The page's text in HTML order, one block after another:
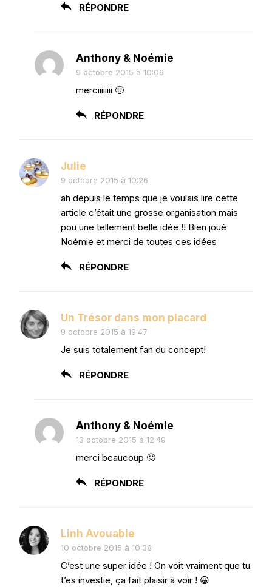
RÉPONDRE
Anthony & Noémie
9 octobre 2015 à 10:06
merciiiiiiii 🙂
RÉPONDRE
Julie
9 octobre 2015 à 10:26
ah depuis le temps que je voulais lire cette
article c’était une grosse organisation mais
pou une tellement belle idée !! Bien joué
Noémie et merci de toutes ces idées
RÉPONDRE
Un Trésor dans mon placard
9 octobre 2015 à 19:47
Je suis totalement fan du concept!
RÉPONDRE
Anthony & Noémie
13 octobre 2015 à 12:49
merci beaucoup 🙂
RÉPONDRE
Linh Avouable
10 octobre 2015 à 10:38
C’est une super idée ! On voit vraiment que tu
t’es investie, ça fait plaisir à voir ! 😀